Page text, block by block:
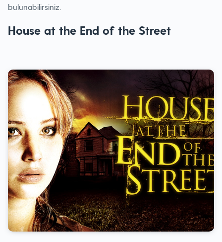
bulunabilirsiniz.
House at the End of the Street